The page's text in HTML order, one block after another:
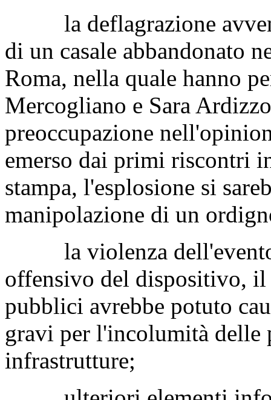
la deflagrazione
di un casale abbandonato
Roma, nella quale hanno
Mercogliano e Sara
preoccupazione
emerso dai primi riscontri
stampa, l'esplosione si
manipolazione di un
la violenza dell'evento
offensivo del dispositivo,
pubblici avrebbe potuto
gravi per l'incolumità delle
infrastrutture;